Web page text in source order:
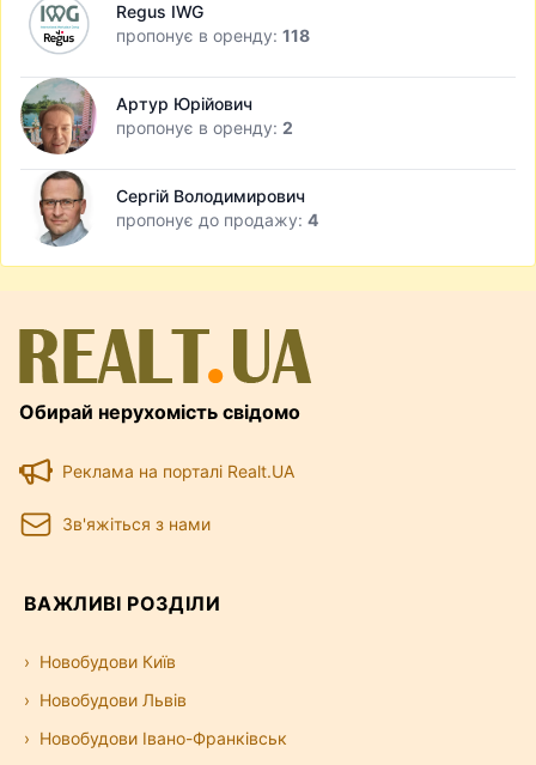
Regus IWG
пропонує в оренду: 118
Артур Юрійович
пропонує в оренду: 2
Сергій Володимирович
пропонує до продажу: 4
Обирай нерухомість свідомо
Реклама на порталі Realt.UA
Зв'яжіться з нами
ВАЖЛИВІ РОЗДІЛИ
Новобудови Київ
Новобудови Львів
Новобудови Івано-Франківськ